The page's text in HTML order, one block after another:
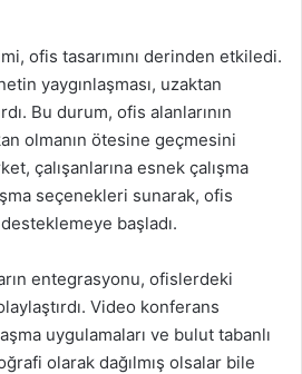
ofis tasarımını derinden etkiledi.
yaygınlaşması, uzaktan
Bu durum, ofis alanlarının
olmanın ötesine geçmesini
çalışanlarına esnek çalışma
seçenekleri sunarak, ofis
başladı.
entegrasyonu, ofislerdeki
Video konferans
uygulamaları ve bulut tabanlı
olarak dağılmış olsalar bile